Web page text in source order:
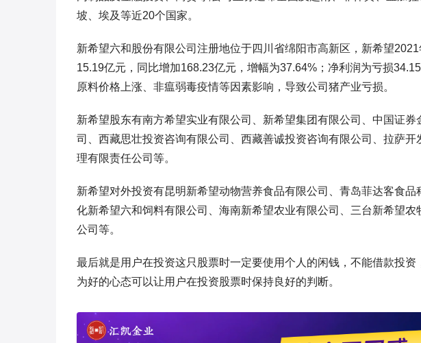
坡、埃及等近20个国家。
新希望六和股份有限公司注册地位于四川省绵阳市高新区，新希望
15.19亿元，同比增加168.23亿元，增幅为37.64%；净利润为亏损
原料价格上涨、非瘟弱毒疫情等因素影响，导致公司猪产业亏损。
新希望股东有南方希望实业有限公司、新希望集团有限公司、中国证
司、西藏思壮投资咨询有限公司、西藏善诚投资咨询有限公司、拉萨
理有限责任公司等。
新希望对外投资有昆明新希望动物营养食品有限公司、青岛菲达客食
化新希望六和饲料有限公司、海南新希望农业有限公司、三台新希望
公司等。
最后就是用户在投资这只股票时一定要使用个人的闲钱，不能借款投
为好的心态可以让用户在投资股票时保持良好的判断。